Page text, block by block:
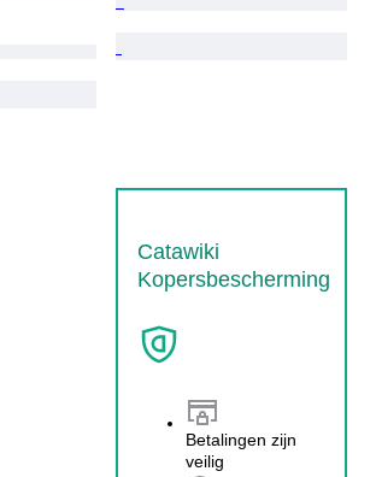
Catawiki
Kopersbescherming
Betalingen zijn
veilig